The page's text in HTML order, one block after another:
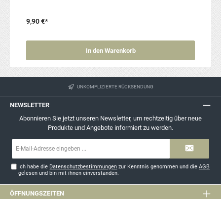
9,90 €*
In den Warenkorb
UNKOMPLIZIERTE RÜCKSENDUNG
NEWSLETTER
Abonnieren Sie jetzt unseren Newsletter, um rechtzeitig über neue
Produkte und Angebote informiert zu werden.
Ich habe die Datenschutzbestimmungen zur Kenntnis genommen und dieAGB
gelesen und bin mit ihnen einverstanden.
ÖFFNUNGSZEITEN